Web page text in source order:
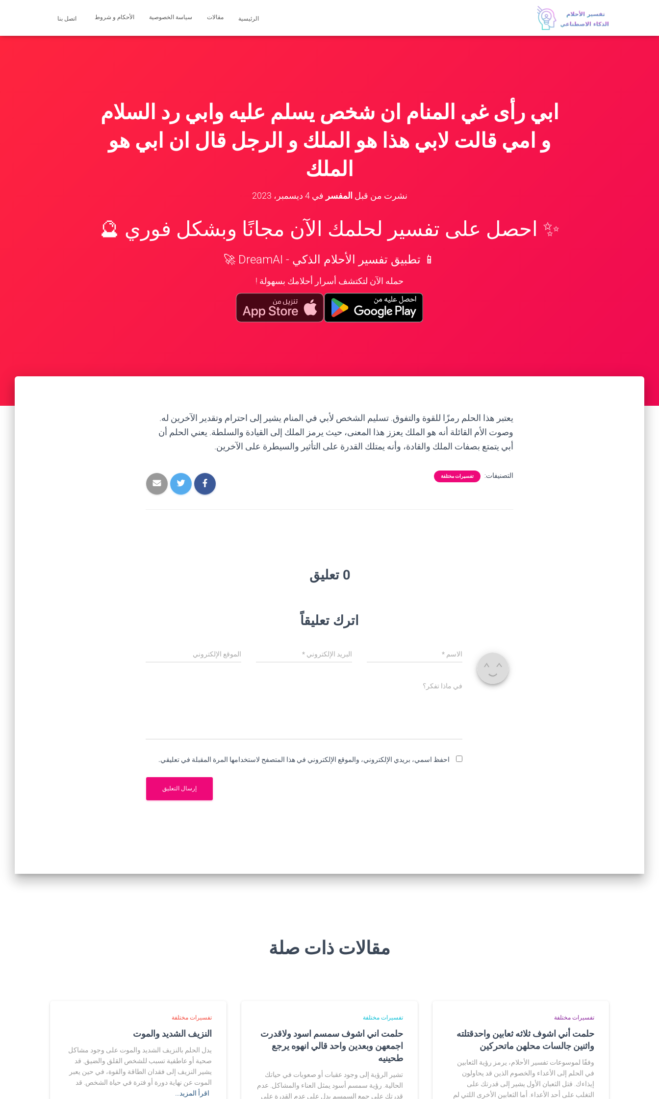
الرئيسية مقالات سياسة الخصوصية الأحكام و شروط اتصل بنا
ابي رأى غي المنام ان شخص يسلم عليه وابي رد السلام
و امي قالت لابي هذا هو الملك و الرجل قال ان ابي هو
الملك
نشرت من قبل المفسر في4 ديسمبر، 2023
✨ احصل على تفسير لحلمك الآن مجانًا وبشكل فوري 🔮
📱 تطبيق تفسير الأحلام الذكي - DreamAI 🚀
حمله الآن لتكتشف أسرار أحلامك بسهولة !
يعتبر هذا الحلم رمزًا للقوة والتفوق. تسليم الشخص لأبي في المنام يشير إلى احترام وتقدير الآخرين له.
وصوت الأم القائلة أنه هو الملك يعزز هذا المعنى، حيث يرمز الملك إلى القيادة والسلطة. يعني الحلم أن
أبي يتمتع بصفات الملك والقادة، وأنه يمتلك القدرة على التأثير والسيطرة على الآخرين.
التصنيفات: تفسيرات مختلفة
0 تعليق
اترك تعليقاً
الاسم * البريد الإلكتروني* الموقع الإلكتروني
في ماذا تفكر؟
احفظ اسمي، بريدي الإلكتروني، والموقع الإلكتروني في هذا المتصفح لاستخدامها المرة المقبلة في تعليقي.
مقالات ذات صلة
تفسيرات مختلفة
حلمت أني اشوف ثلاثه ثعابين واحدقتلته
واثنين جالسات محلهن ماتحركين
وفقًا لموسوعات تفسير الأحلام، يرمز رؤية الثعابين
في الحلم إلى الأعداء والخصوم الذين قد يحاولون
إيذاءك. قتل الثعبان الأول يشير إلى قدرتك على
التغلب على أحد الأعداء. أما الثعابين الأخرى اللتي لم
تفسيرات مختلفة
حلمت اني اشوف سمسم اسود ولاقدرت
اجمعهن وبعدين واحد قالي انهوه يرجع
طحينيه
تشير الرؤية إلى وجود عقبات أو صعوبات في حياتك
الحالية. رؤية سمسم أسود يمثل العناء والمشاكل. عدم
قدرتك على جمع السمسم يدل على عدم القدرة على
تفسيرات مختلفة
النزيف الشديد والموت
يدل الحلم بالنزيف الشديد والموت على وجود مشاكل
صحية أو عاطفية تسبب للشخص القلق والضيق. قد
يشير النزيف إلى فقدان الطاقة والقوة، في حين يعبر
الموت عن نهاية دورة أو فترة في حياة الشخص. قد
اقرأ المزيد…